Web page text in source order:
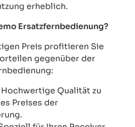
erheblich.
Ersatzfernbedienung?
Preis profitieren Sie
gegenüber der
Hochwertige Qualität zu
Preises der